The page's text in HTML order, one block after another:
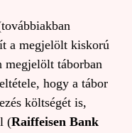
a megjelölt kiskorú
megjelölt táborban
hogy a tábor
költségét is,
(Raiffeisen Bank